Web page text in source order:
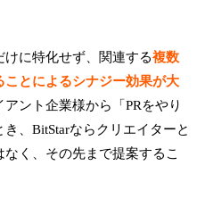
けに特化せず、関連する複数
とによるシナジー効果が大
ント企業様から「PRをやり
、BitStarならクリエイターと
く、その先まで提案するこ